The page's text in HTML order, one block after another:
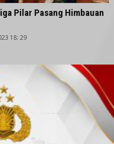
Pilar Pasang Himbauan
18: 29